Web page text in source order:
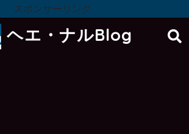
スポンサーリンク
ヘエ・ナルBlog